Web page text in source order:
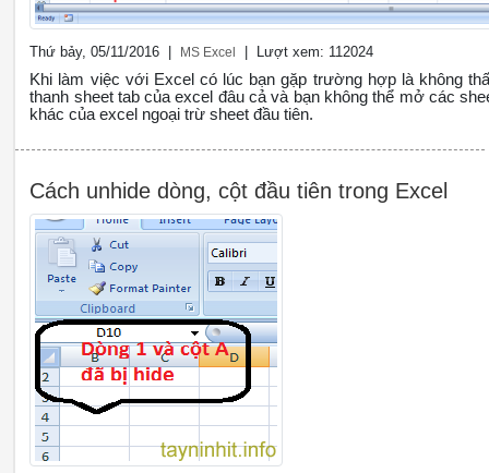
Thứ bảy, 05/11/2016 | MS Excel | Lượt xem: 112024
Khi làm việc với Excel có lúc bạn gặp trường hợp là không
thanh sheet tab của excel đâu cả và bạn không thể mở các
khác của excel ngoại trừ sheet đầu tiên.
Cách unhide dòng, cột đầu tiên trong Excel